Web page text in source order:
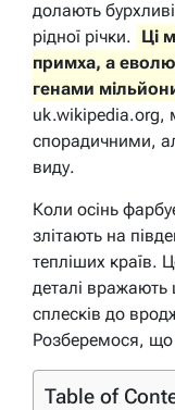
долають
рідної річки.
Ці
примха, а
генами
uk.wikipedia.org,
спорадичними,
виду.
Коли осінь
злітають на
тепліших країв.
деталі
сплесків до
Розберемося,
Table of